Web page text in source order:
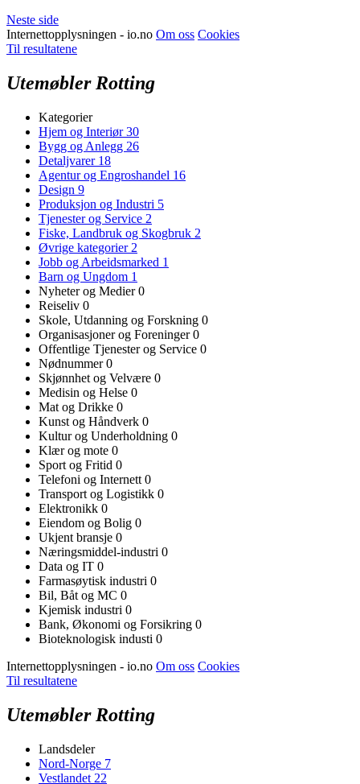
Neste side
Internettopplysningen - io.no Om oss Cookies
Til resultatene
Utemøbler Rotting
Kategorier
Hjem og Interiør30
Bygg og Anlegg 26
Detaljvarer 18
Agentur og Engroshandel 16
Design 9
Produksjon og Industri 5
Tjenester og Service 2
Fiske, Landbruk og Skogbruk 2
Øvrige kategorier 2
Jobb og Arbeidsmarked 1
Barn og Ungdom 1
Nyheter og Medier0
Reiseliv 0
Skole, Utdanning og Forskning 0
Organisasjoner og Foreninger0
Offentlige Tjenester og Service 0
Nødnummer0
Skjønnhet og Velvære 0
Medisin og Helse 0
Mat og Drikke 0
Kunst og Håndverk 0
Kultur og Underholdning 0
Klær og mote 0
Sport og Fritid 0
Telefoni og Internett 0
Transport og Logistikk 0
Elektronikk 0
Eiendom og Bolig 0
Ukjent bransje 0
Næringsmiddel-industri 0
Data og IT 0
Farmasøytisk industri 0
Bil, Båt og MC 0
Kjemisk industri 0
Bank, Økonomi og Forsikring 0
Bioteknologisk industi 0
Internettopplysningen - io.no Om oss Cookies
Til resultatene
Utemøbler Rotting
Landsdeler
Nord-Norge 7
Vestlandet 22